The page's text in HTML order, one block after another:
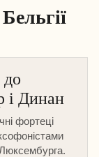
до
і Динан
фортеці